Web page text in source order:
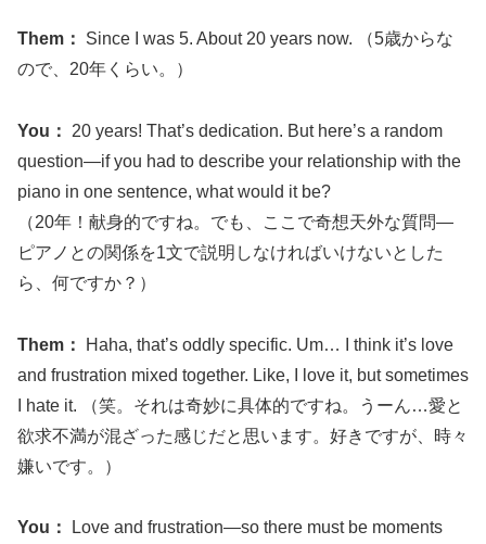
Them：
Since I was 5. About 20 years now. （5歳からな
ので、20年くらい。）
You：
20 years! That’s dedication. But here’s a random
question—if you had to describe your relationship with the
piano in one sentence, what would it be?
（20年！献身的ですね。でも、ここで奇想天外な質問—
ピアノとの関係を1文で説明しなければいけないとした
ら、何ですか？）
Them：
Haha, that’s oddly specific. Um… I think it’s love
and frustration mixed together. Like, I love it, but sometimes
I hate it. （笑。それは奇妙に具体的ですね。うーん…愛と
欲求不満が混ざった感じだと思います。好きですが、時々
嫌いです。）
You：
Love and frustration—so there must be moments